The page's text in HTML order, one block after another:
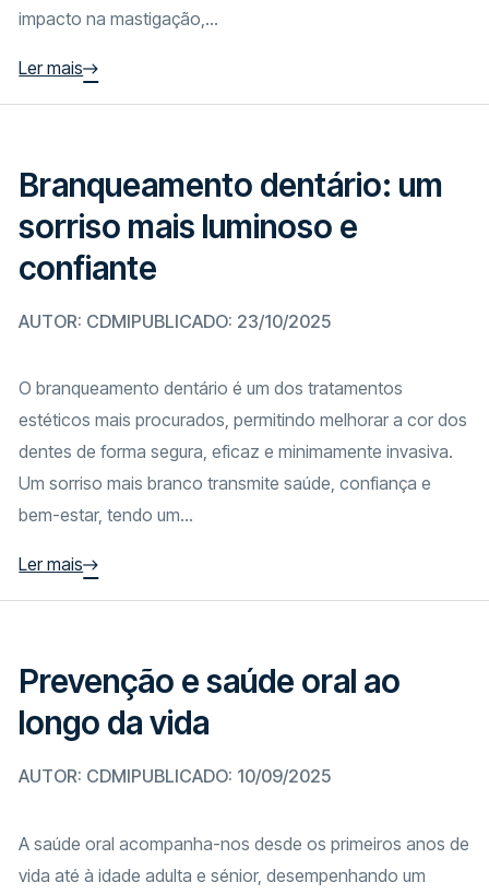
impacto na mastigação,...
Ler mais
Branqueamento dentário: um
sorriso mais luminoso e
confiante
AUTOR: CDMIPUBLICADO: 23/10/2025
O branqueamento dentário é um dos tratamentos
estéticos mais procurados, permitindo melhorar a cor dos
dentes de forma segura, eficaz e minimamente invasiva.
Um sorriso mais branco transmite saúde, confiança e
bem-estar, tendo um...
Ler mais
Prevenção e saúde oral ao
longo da vida
AUTOR: CDMIPUBLICADO: 10/09/2025
A saúde oral acompanha-nos desde os primeiros anos de
vida até à idade adulta e sénior, desempenhando um